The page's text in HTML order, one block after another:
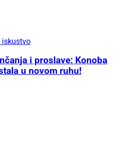
iskustvo
i proslave: Konoba
u novom ruhu!